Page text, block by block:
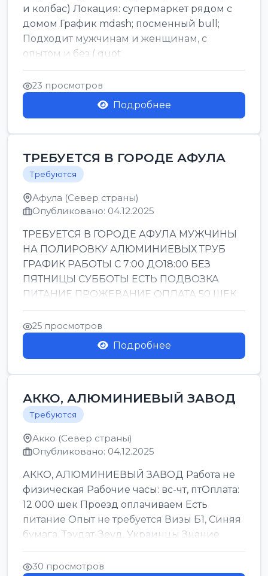
и колбас) Локация: супермаркет рядом с
домом График mdash; посменный bull;
Подходит мужчинам и женщинам, с
опытом и без ( quot
23 просмотров
Подробнее
ТРЕБУЕТСЯ В ГОРОДЕ АФУЛА
Требуются
Афула (Север страны)
Опубликовано: 04.12.2025
ТРЕБУЕТСЯ В ГОРОДЕ АФУЛА МУЖЧИНЫ
НА ПОЛИРОВКУ АЛЮМИНИЕВЫХ ТРУБ
ГРАФИК РАБОТЫ С 7:00 ДО18:00 БЕЗ
ПЯТНИЦЫ СУББОТЫ ЕСТЬ ПОДВОЗКА
ПИТАНИЕ ПРОЖЕВАНИЕ ОПЛАТА 50 ШЕК
В ЧАС ХОРОШИЕ УСЛОВИЯ ЛЕРА
25 просмотров
Подробнее
АККО, АЛЮМИНИЕВЫЙ ЗАВОД
Требуются
Акко (Север страны)
Опубликовано: 04.12.2025
АККО, АЛЮМИНИЕВЫЙ ЗАВОД Работа не
физическая Рабочие часы: вс-чт, птОплата:
12 000 шек Проезд оплачиваем Есть
питание Опыт не требуется Визы Б1, Синяя
бумага, Тэудат-Зеуд, Украинцы Знание
иврита не тр...
30 просмотров